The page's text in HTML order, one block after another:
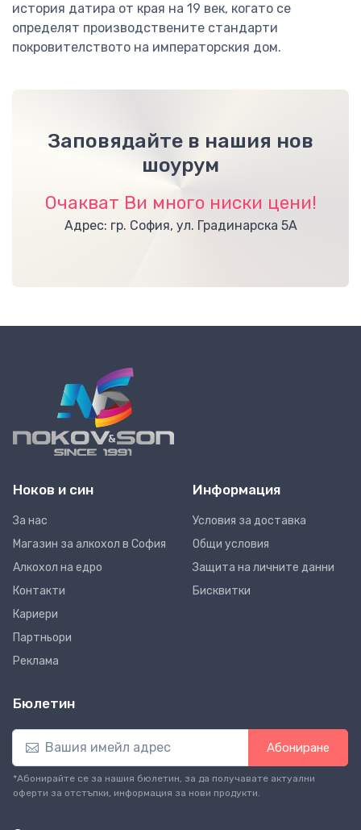
история датира от края на 19 век, когато се
определят производствените стандарти
покровителството на императорския дом.
Заповядайте в нашия нов
шоурум
Очакват Ви много ниски цени!
Адрес: гр. София, ул. Градинарска 5А
Ноков и син
За нас
Магазин за алкохол в София
Алкохол на едро
Контакти
Кариери
Партньори
Реклама
Информация
Условия за доставка
Общи условия
Защита на личните данни
Бисквитки
Бюлетин
Абониране
*Абонирайте се за нашия бюлетин, за да получавате актуални
оферти за отстъпки, информация за нови продукти.